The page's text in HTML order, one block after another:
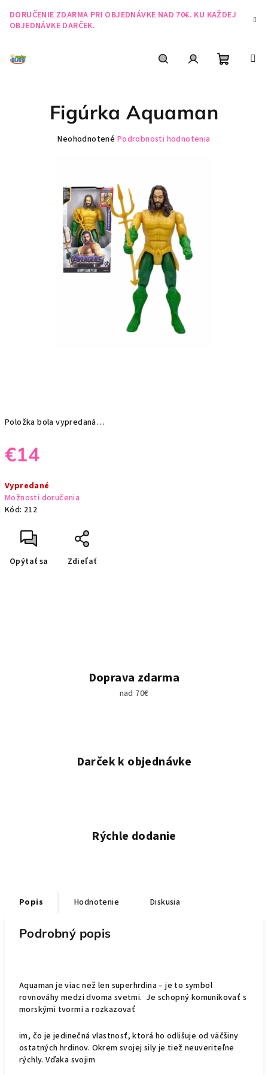
obsah
DORUČENIE ZDARMA PRI OBJEDNÁVKE NAD 70€. KU KAŽDEJ
OBJEDNÁVKE DARČEK.
Položka bola vypredaná…
€14
cena:
Vypredané
Možnosti doručenia
Kód: 212
Opýtať sa Zdieľať
Figúrka Aquaman
Priemerné
0,0
hviezdičiek.
Neohodnotené Podrobnosti hodnotenia
Doprava zdarma
nad 70€
Darček k objednávke
Rýchle dodanie
Popis Hodnotenie Diskusia
Podrobný popis
Aquaman je viac než len superhrdina – je to symbol
rovnováhy medzi dvoma svetmi. Je schopný komunikovať s
morskými tvormi a rozkazovať
im, čo je jedinečná vlastnosť, ktorá ho odlišuje od väčšiny
ostatných hrdinov. Okrem svojej sily je tiež neuveriteľne
rýchly. Vďaka svojim